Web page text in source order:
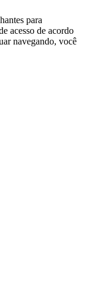
para
acesso de acordo
navegando, você